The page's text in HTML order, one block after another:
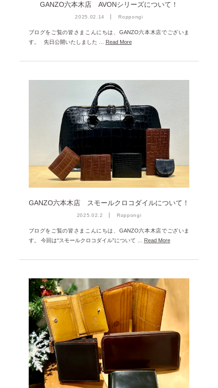
GANZO六本木店 AVONシリーズについて！
2025.02.14 Roppongi
ブログをご覧の皆さまこんにちは、GANZO六本木店でございま
す。 先日公開いたしました … Read More
GANZO六本木店 スモールクロコダイルについて！
2025.02.2 Roppongi
ブログをご覧の皆さまこんにちは、GANZO六本木店でございま
す。 今回は‘‘スモールクロコダイル”について …
Read More